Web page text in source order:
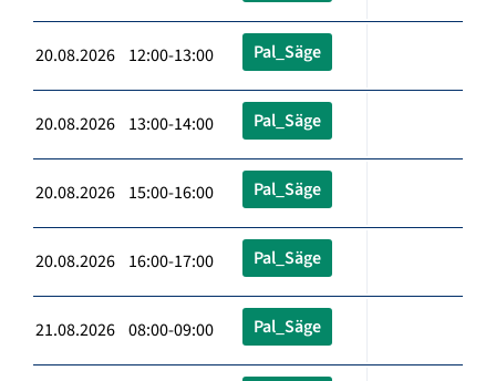
20.08.2026 12:00-13:00 Pal_Säge
20.08.2026 13:00-14:00 Pal_Säge
20.08.2026 15:00-16:00 Pal_Säge
20.08.2026 16:00-17:00 Pal_Säge
21.08.2026 08:00-09:00 Pal_Säge